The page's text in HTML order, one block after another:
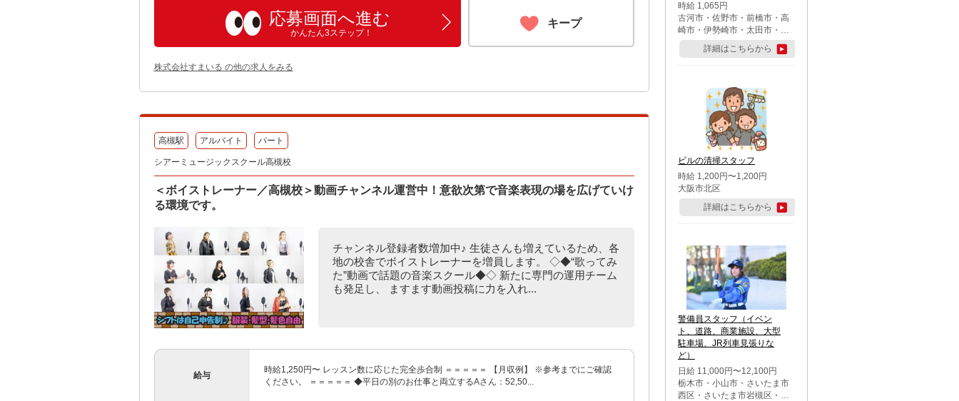
応募画面へ進む
かんたん3ステップ！
キープ
株式会社すまいる の他の求人をみる
高槻駅 アルバイト パート
シアーミュージックスクール高槻校
＜ボイストレーナー／高槻校＞動画チャンネル運営中！意欲次第で音楽表現の場を広げていけ
る環境です。
チャンネル登録者数増加中♪ 生徒さんも増えているため、各
地の校舎でボイストレーナーを増員します。 ◇◆“歌ってみ
た”動画で話題の音楽スクール◆◇ 新たに専門の運用チーム
も発足し、 ますます動画投稿に力を入れ...
給与
時給1,250円〜 レッスン数に応じた完全歩合制 ＝＝＝＝＝ 【月収例】 ※参考までにご確認
ください。 ＝＝＝＝＝ ◆平日の別のお仕事と両立するAさん：52,50...
時給 1,065円
古河市・佐野市・前橋市・高
崎市・伊勢崎市・太田市・館
林市・藤岡市・大泉町・さい
たま市北区・川越市・熊谷
市・行田市・秩父市・所沢
市・鶴ケ島市・千葉市中央
区・市川市・松戸市・習志野
市・柏市・流山市・八千代
市・足立区・江戸川区・八王
子市・町田市
詳細はこちらから
ビルの清掃スタッフ
時給 1,200円〜1,200円
大阪市北区
詳細はこちらから
警備員スタッフ（イベン
ト、道路、商業施設、大型
駐車場、JR列車見張りな
ど）
日給 11,000円〜12,100円
栃木市・小山市・さいたま市
西区・さいたま市岩槻区・久